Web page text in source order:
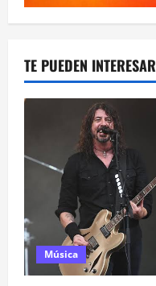
TE PUEDEN INTERESAR
Música